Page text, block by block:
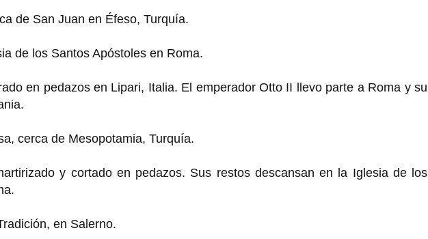
de San Juan en Éfeso, Turquía.
de los Santos Apóstoles en Roma.
en pedazos en Lipari, Italia. El emperador Otto II llevo parte a Roma y su
cerca de Mesopotamia, Turquía.
y cortado en pedazos. Sus restos descansan en la Iglesia de los
en Salerno.